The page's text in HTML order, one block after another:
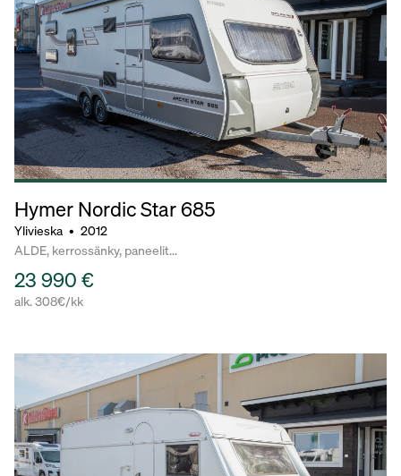
Hymer Nordic Star685
Ylivieska • 2012
ALDE, kerrossänky, paneelit...
23 990 €
alk. 308€/kk